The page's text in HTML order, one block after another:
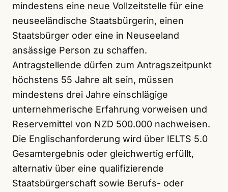
mindestens eine neue Vollzeitstelle für eine
neuseeländische Staatsbürgerin, einen
Staatsbürger oder eine in Neuseeland
ansässige Person zu schaffen.
Antragstellende dürfen zum Antragszeitpunkt
höchstens 55 Jahre alt sein, müssen
mindestens drei Jahre einschlägige
unternehmerische Erfahrung vorweisen und
Reservemittel von NZD 500.000 nachweisen.
Die Englischanforderung wird über IELTS 5.0
Gesamtergebnis oder gleichwertig erfüllt,
alternativ über eine qualifizierende
Staatsbürgerschaft sowie Berufs- oder